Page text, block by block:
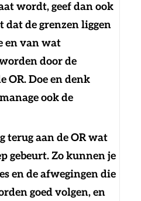
wordt, geef dan ook
dat de grenzen liggen
en van wat
door de
OR. Doe en denk
ook de
terug aan de OR wat
gebeurt. Zo kunnen je
en de afwegingen die
goed volgen, en